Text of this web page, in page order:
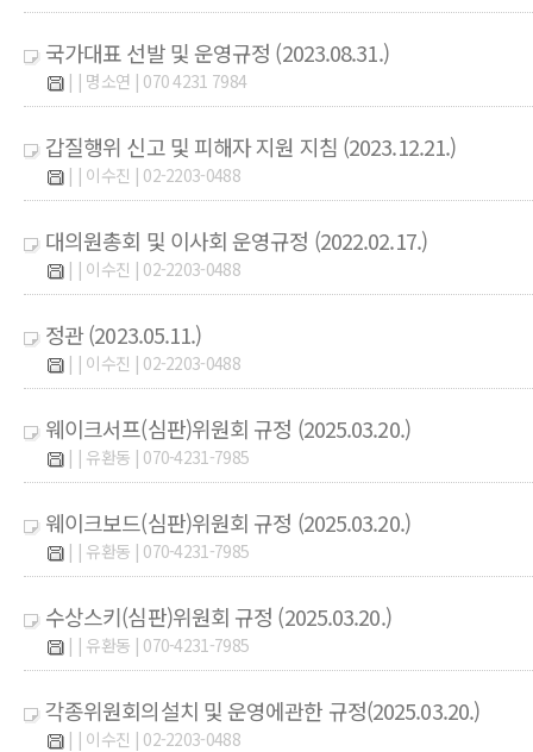
국가대표 선발 및 운영규정 (2023.08.31.)
| | 명소연 | 070 4231 7984
갑질행위 신고 및 피해자 지원 지침 (2023.12.21.)
| | 이수진 | 02-2203-0488
대의원총회 및 이사회 운영규정 (2022.02.17.)
| | 이수진 | 02-2203-0488
정관 (2023.05.11.)
| | 이수진 | 02-2203-0488
웨이크서프(심판)위원회 규정 (2025.03.20.)
| | 유환동 | 070-4231-7985
웨이크보드(심판)위원회 규정 (2025.03.20.)
| | 유환동 | 070-4231-7985
수상스키(심판)위원회 규정 (2025.03.20.)
| | 유환동 | 070-4231-7985
각종위원회의설치 및 운영에관한 규정(2025.03.20.)
| | 이수진 | 02-2203-0488